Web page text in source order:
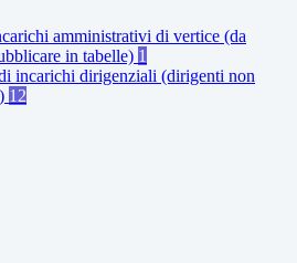
amministrativi di vertice (da
in tabelle) 1
incarichi dirigenziali (dirigenti non
12